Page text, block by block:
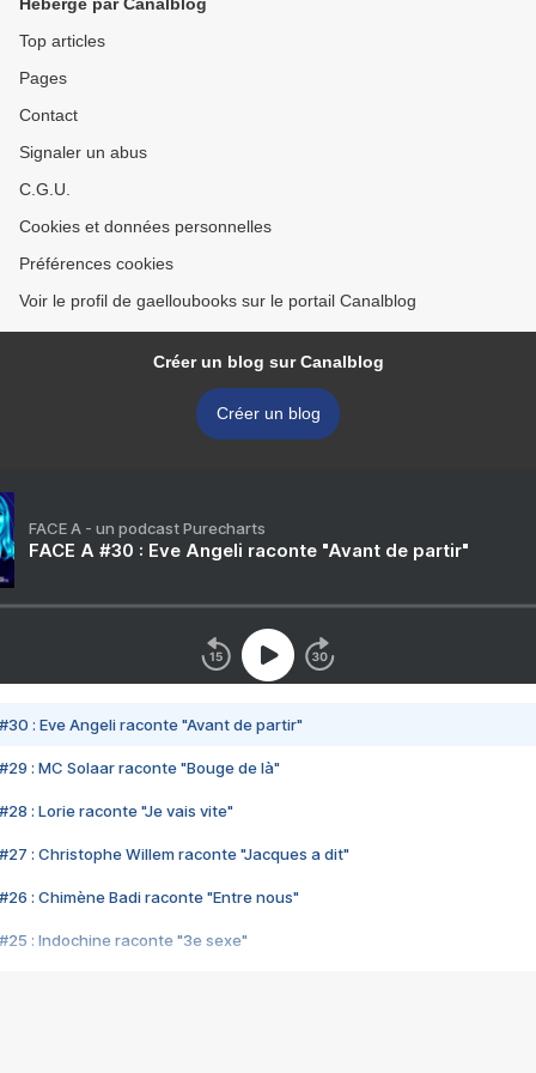
Top articles
Pages
Contact
Signaler un abus
C.G.U.
Cookies et données personnelles
Préférences cookies
Voir le profil de gaelloubooks sur le portail Canalblog
Créer un blog sur Canalblog
Créer un blog
FACE A - un podcast Purecharts
FACE A #30 : Eve Angeli raconte "Avant de partir"
#30 : Eve Angeli raconte "Avant de partir"
#29 : MC Solaar raconte "Bouge de là"
#28 : Lorie raconte "Je vais vite"
#27 : Christophe Willem raconte "Jacques a dit"
#26 : Chimène Badi raconte "Entre nous"
#25 : Indochine raconte "3e sexe"